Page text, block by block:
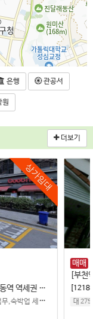
은행 관공서
원
더보기
상가임대
[부천시 상동역 상가 임대]경기 부천시 상동역 역세권 유동인구 많은 먹자라인 1층 상가 임대합니다.
박업 세탁,무인샵
매매
대